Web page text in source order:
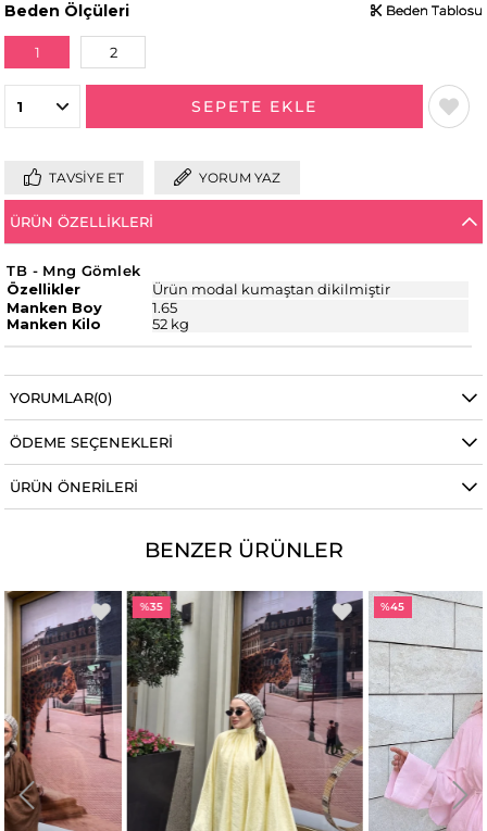
Beden Ölçüleri
1 2
Beden Tablosu
Beden Tablosu
Beden Tablosu
TAVSIYE ET YORUM YAZ
ÜRÜN ÖZELLIKLERI
TB - Mng Gömlek
Özellikler
Ürün modal kumaştan dikilmiştir
Manken Boy
Manken Kilo
1.65
52 kg
YORUMLAR(0)
ÖDEME SEÇENEKLERI
ÜRÜN ÖNERILERI
BENZER ÜRÜNLER
%35 %45